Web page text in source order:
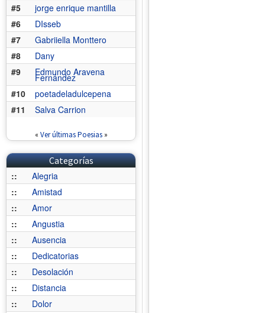
#5
jorge enrique mantilla
#6
DIsseb
#7
Gabriiella Monttero
#8
Dany
#9
Edmundo Aravena
Fernández
#10
poetadeladulcepena
#11
Salva Carrion
« Ver últimas Poesias»
Categorías
::
Alegria
::
Amistad
::
Amor
::
Angustia
::
Ausencia
::
Dedicatorias
::
Desolación
::
Distancia
::
Dolor